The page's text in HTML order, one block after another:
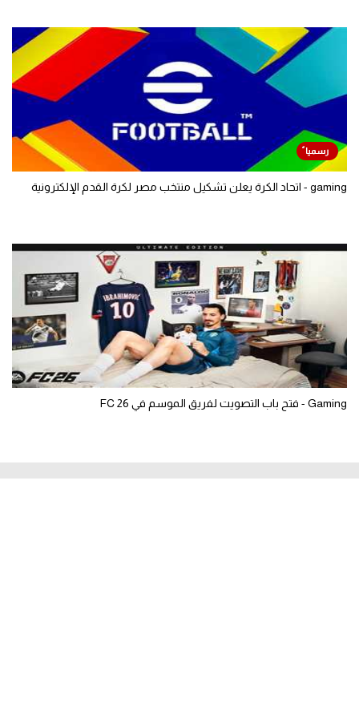
gaming - اتحاد الكرة يعلن تشكيل منتخب مصر لكرة القدم الإلكترونية
Gaming - فتح باب التصويت لفريق الموسم في FC 26